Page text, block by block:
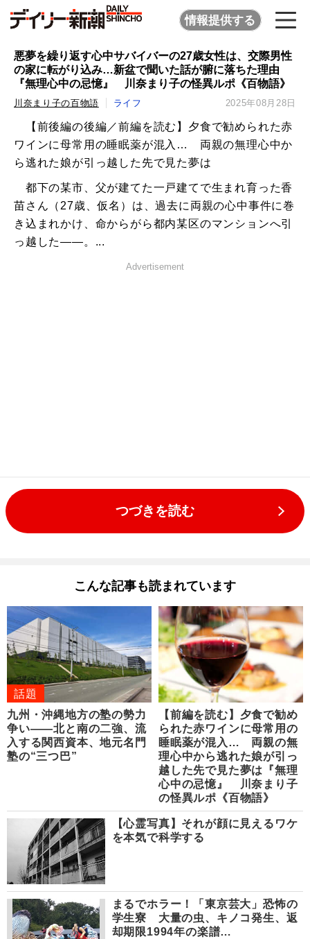
情報提供する
悪夢を繰り返す心中サバイバーの27歳女性は、交際男性
の家に転がり込み…新盆で聞いた話が腑に落ちた理由
『無理心中の忌憶』 川奈まり子の怪異ルポ《百物語》
川奈まり子の百物語 ライフ 2025年08月28日
【前後編の後編／前編を読む】夕食で勧められた赤
ワインに母常用の睡眠薬が混入… 両親の無理心中か
ら逃れた娘が引っ越した先で見た夢は
都下の某市、父が建てた一戸建てで生まれ育った香
苗さん（27歳、仮名）は、過去に両親の心中事件に巻
き込まれかけ、命からがら都内某区のマンションへ引
っ越した――。...
Advertisement
つづきを読む
こんな記事も読まれています
話題
九州・沖縄地方の塾の勢力
争い――北と南の二強、流
入する関西資本、地元名門
塾の“三つ巴”
【前編を読む】夕食で勧め
られた赤ワインに母常用の
睡眠薬が混入… 両親の無
理心中から逃れた娘が引っ
越した先で見た夢は『無理
心中の忌憶』 川奈まり子
の怪異ルポ《百物語》
【心霊写真】それが顔に見えるワケ
を本気で科学する
まるでホラー！「東京芸大」恐怖の
学生寮 大量の虫、キノコ発生、返
却期限1994年の楽譜…